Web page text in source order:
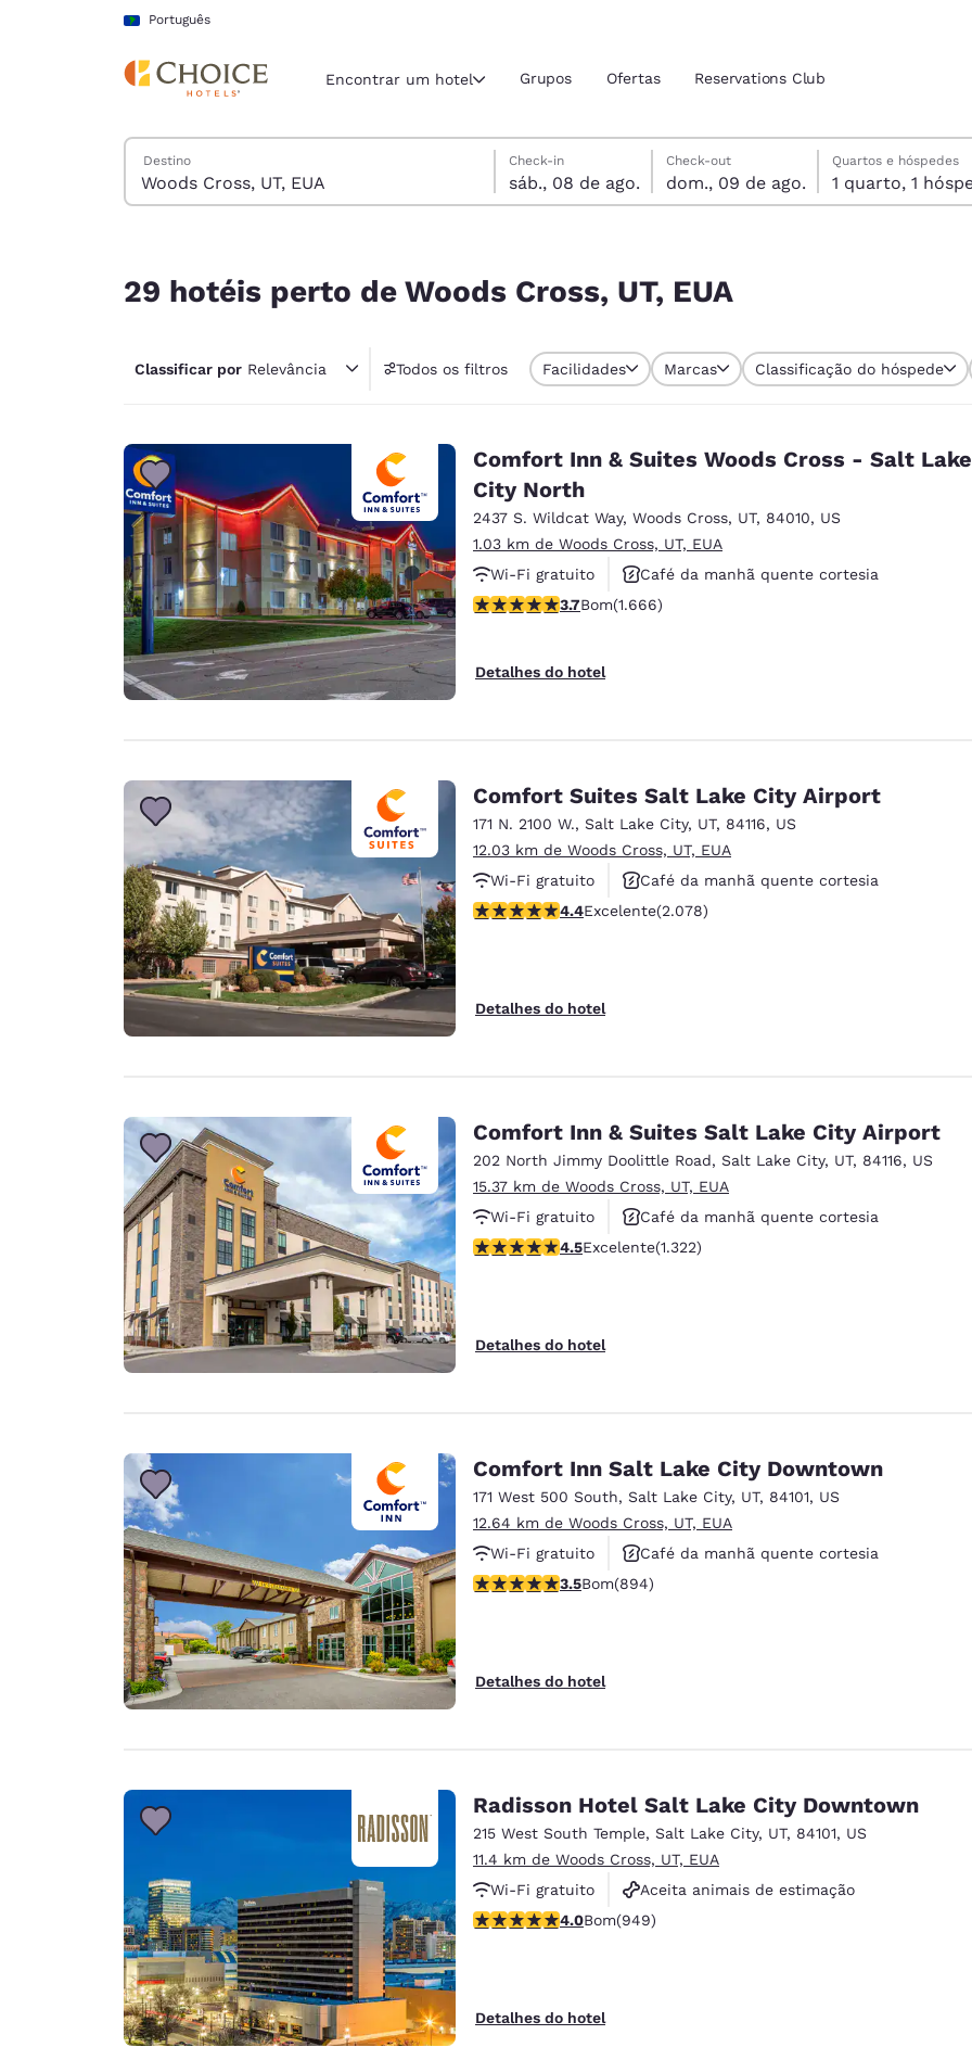
Pular Para Conteúdo Principal
Português
Região e localização atuais
Américas
English Español Español
Europa
Deutschland
Deutsch
Spain
English
United Kingdom
Ásia-Pacífico
Australia
English
India
Encontrar um hotel Grupos Ofertas Reservations Club
Pesquisar hotéis
Destino
sábado, 8 de agosto
Check-in
sáb., 08 de ago.
domingo, 9 de agosto
Check-out
dom., 09 de ago.
domingo, 9 de agosto data de check-out selecionada
sábado, 8 de agosto data do check-in selecionada
Quartos e hóspedes
1 quarto, 1
29 hotéis perto de Woods Cross, UT, EUA
Classificar por Relevância Todos os filtros Facilidades Marcas Classificação do hóspede
Comfort Inn & Suites Woods Cross - Salt Lake
City North
2437 S. Wildcat Way, Woods Cross, UT, 84010, US
1.03 km de Woods Cross, UT, EUA
Wi-Fi gratuito
Café da manhã quente cortesia
Aceita animais de estimação
classificação 3.73 estrelas. Bom. 1666 avaliações
3.7Bom(1.666)
Detalhes do hotel
Comfort Suites Salt Lake City Airport
171 N. 2100 W., Salt Lake City, UT, 84116, US
12.03 km de Woods Cross, UT, EUA
Wi-Fi gratuito
Café da manhã quente cortesia
Não fumante
classificação 4.37 estrelas. Excelente. 2078 avaliações
4.4Excelente(2.078)
Detalhes do hotel
Comfort Inn & Suites Salt Lake City Airport
202 North Jimmy Doolittle Road, Salt Lake City, UT, 84116, US
15.37 km de Woods Cross, UT, EUA
Wi-Fi gratuito
Café da manhã quente cortesia
Aceita animais de estimação
classificação 4.48 estrelas. Excelente. 1322 avaliações
4.5Excelente(1.322)
Detalhes do hotel
Comfort Inn Salt Lake City Downtown
171 West 500 South, Salt Lake City, UT, 84101, US
12.64 km de Woods Cross, UT, EUA
Wi-Fi gratuito
Café da manhã quente cortesia
Aceita animais de estimação
classificação 3.51 estrelas. Bom. 894 avaliações
3.5Bom(894)
Detalhes do hotel
Radisson Hotel Salt Lake City Downtown
215 West South Temple, Salt Lake City, UT, 84101, US
11.4 km de Woods Cross, UT, EUA
Wi-Fi gratuito
Aceita animais de estimação
Não fumante
classificação 3.96 estrelas. Bom. 949 avaliações
4.0Bom(949)
Detalhes do hotel